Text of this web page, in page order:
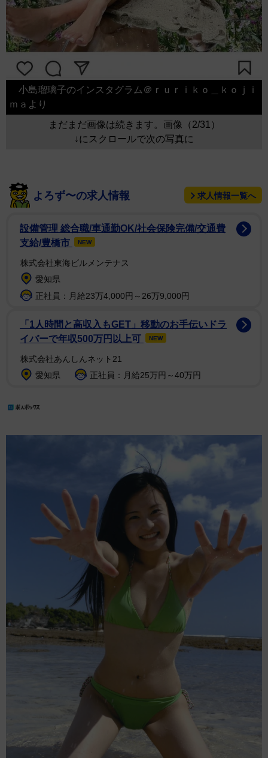
小島瑠璃子のインスタグラム＠ｒｕｒｉｋｏ＿ｋｏｊｉ
ｍａより
まだまだ画像は続きます。画像（2/31）
↓にスクロールで次の写真に
よろず〜の求人情報 求人情報一覧へ
設備管理 総合職/車通勤OK/社会保険完備/交通費
支給/豊橋市
NEW
株式会社東海ビルメンテナス
愛知県
正社員：月給23万4,000円～26万9,000円
「1人時間と高収入もGET」移動のお手伝いドラ
イバーで年収500万円以上可
NEW
株式会社あんしんネット21
愛知県
正社員：月給25万円～40万円